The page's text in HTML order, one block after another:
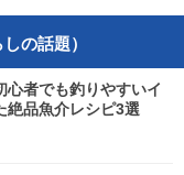
の話題）
心者でも釣りやすいイ
絶品魚介レシピ3選